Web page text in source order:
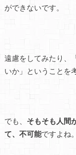
ができないです。
遠慮をしてみたり、
いか」ということを
でも、 そもそも人間
て、不可能ですよね。